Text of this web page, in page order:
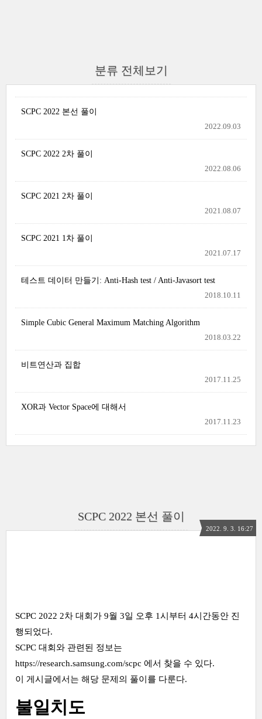
분류 전체보기
SCPC 2022 본선 풀이
2022.09.03
SCPC 2022 2차 풀이
2022.08.06
SCPC 2021 2차 풀이
2021.08.07
SCPC 2021 1차 풀이
2021.07.17
테스트 데이터 만들기: Anti-Hash test / Anti-Javasort test
2018.10.11
Simple Cubic General Maximum Matching Algorithm
2018.03.22
비트연산과 집합
2017.11.25
XOR과 Vector Space에 대해서
2017.11.23
SCPC 2022 본선 풀이
2022. 9. 3. 16:27
SCPC 2022 2차 대회가 9월 3일 오후 1시부터 4시간동안 진
행되었다.
SCPC 대회와 관련된 정보는
https://research.samsung.com/scpc 에서 찾을 수 있다.
이 게시글에서는 해당 문제의 풀이를 다룬다.
불일치도